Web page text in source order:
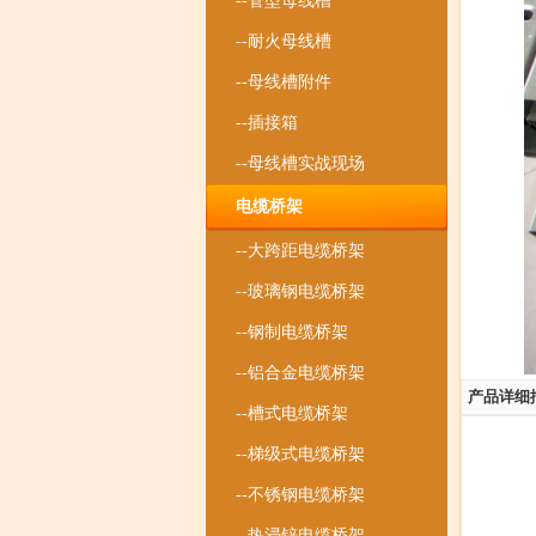
--耐火母线槽
--母线槽附件
--插接箱
--母线槽实战现场
电缆桥架
--大跨距电缆桥架
--玻璃钢电缆桥架
--钢制电缆桥架
--铝合金电缆桥架
--槽式电缆桥架
--梯级式电缆桥架
--不锈钢电缆桥架
产品详细